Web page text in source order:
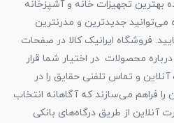
بهترین تجهیزات خانه و آشپزخانه
جدیدترین و مدرنترین
فروشگاه ایرانیک کالا در صفحات
محصولات در اختیار شما قرار
و تماس تلفنی حقایق را در
را فراهم می‌سازند که آگاهانه انتخاب
آنلاین از طریق درگاه‌های بانکی